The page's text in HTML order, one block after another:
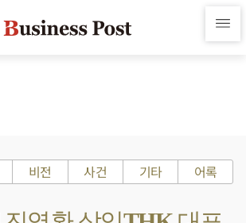
비전 사건 기타 어록